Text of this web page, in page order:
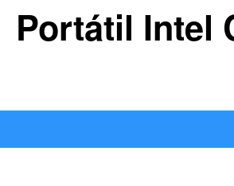
Portátil Intel